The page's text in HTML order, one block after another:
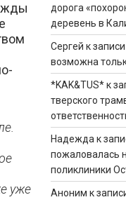
уже
дорога
деревень в
Сергей к записи
возможна
*KAK&TUS*к
тверского
Надежда к
пожаловалась
поликлиники
Аноним к